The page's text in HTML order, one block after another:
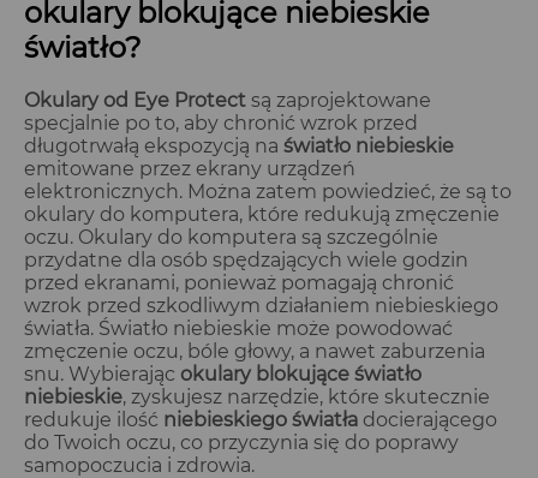
okulary blokujące niebieskie
światło?
Okulary od Eye Protect są zaprojektowane
specjalnie po to, aby chronić wzrok przed
długotrwałą ekspozycją na światło niebieskie
emitowane przez ekrany urządzeń
elektronicznych. Można zatem powiedzieć, że są to
okulary do komputera, które redukują zmęczenie
oczu. Okulary do komputera są szczególnie
przydatne dla osób spędzających wiele godzin
przed ekranami, ponieważ pomagają chronić
wzrok przed szkodliwym działaniem niebieskiego
światła. Światło niebieskie może powodować
zmęczenie oczu, bóle głowy, a nawet zaburzenia
snu. Wybierając okulary blokujące światło
niebieskie, zyskujesz narzędzie, które skutecznie
redukuje ilość niebieskiego światła docierającego
do Twoich oczu, co przyczynia się do poprawy
samopoczucia i zdrowia.